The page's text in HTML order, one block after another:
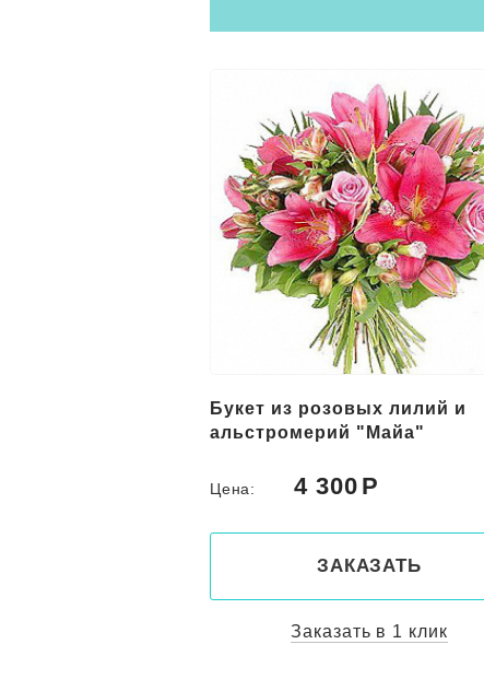
19 розовых кустовых роз
Цена: 4 800
ЗАКАЗАТЬ
Заказать в 1 клик